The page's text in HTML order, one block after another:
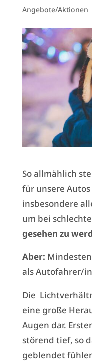
Angebote/Aktionen |
So allmählich
für unsere Autos
insbesondere
um bei
gesehen zu
Aber:
als Autofahrer/in
Die
eine große
Augen dar.
störend tief, so
geblendet